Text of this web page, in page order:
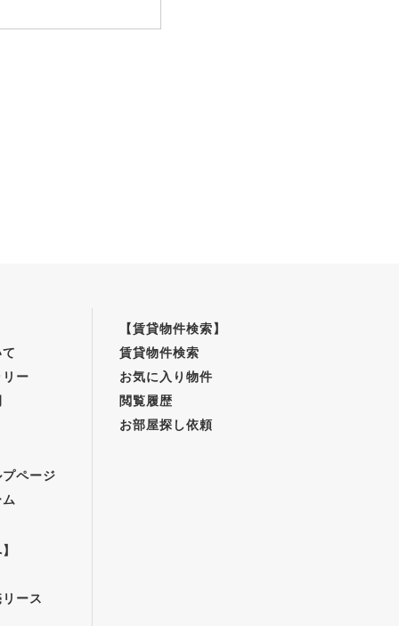
ー
ページ
ース
【賃貸物件検索】
賃貸物件検索
お気に入り物件
閲覧履歴
お部屋探し依頼